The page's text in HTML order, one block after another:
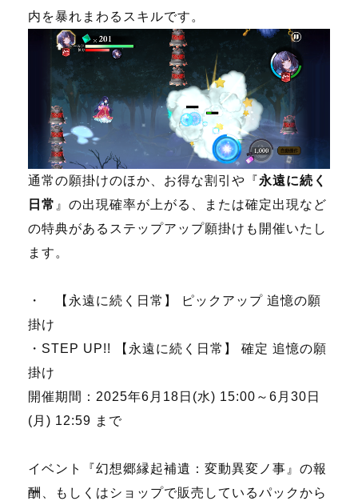
内を暴れまわるスキルです。
通常の願掛けのほか、お得な割引や『永遠に続く
日常 』の出現確率が上がる、または確定出現など
の特典があるステップアップ願掛けも開催いたし
ます。
・ 【永遠に続く日常】 ピックアップ 追憶の願
掛け
・STEP UP!! 【永遠に続く日常】 確定 追憶の願
掛け
開催期間：2025年6月18日(水) 15:00～6月30日
(月) 12:59 まで
イベント『幻想郷縁起補遺：変動異変ノ事』の報
酬、もしくはショップで販売しているパックから